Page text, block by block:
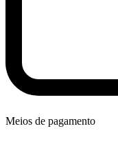
Meios de pagamento